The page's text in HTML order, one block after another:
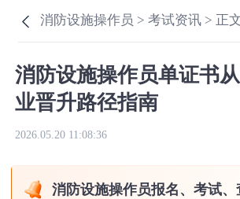
消防设施操作员 >考试资讯 > 正
消防设施操作员单证书
业晋升路径指南
2026.05.20 11:08:36
消防设施操作员报名、考试